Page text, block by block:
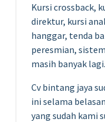
Kursi crossback,
direktur, kursi
hanggar, tenda
peresmian,
masih banyak lagi.
Cv bintang jaya
ini selama
yang sudah kami